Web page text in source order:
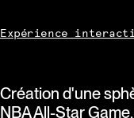
Expérience
Création d'une
NBA All-Star